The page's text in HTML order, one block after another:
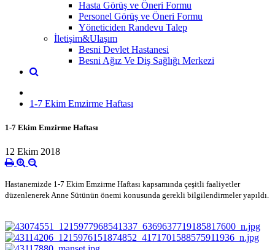
Hasta Görüş ve Öneri Formu
Personel Görüş ve Öneri Formu
Yöneticiden Randevu Talep
İletişim&Ulaşım
Besni Devlet Hastanesi
Besni Ağız Ve Diş Sağlığı Merkezi
1-7 Ekim Emzirme Haftası
1-7 Ekim Emzirme Haftası
12 Ekim 2018
Hastanemizde 1-7 Ekim Emzirme Haftası kapsamında çeşitli faaliyetler
düzenlenerek Anne Sütünün önemi konusunda gerekli bilgilendirmeler yapıldı.